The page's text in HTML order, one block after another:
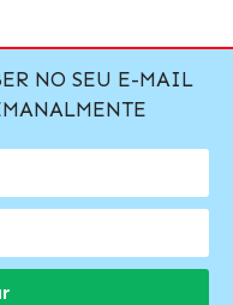
NO SEU E-MAIL